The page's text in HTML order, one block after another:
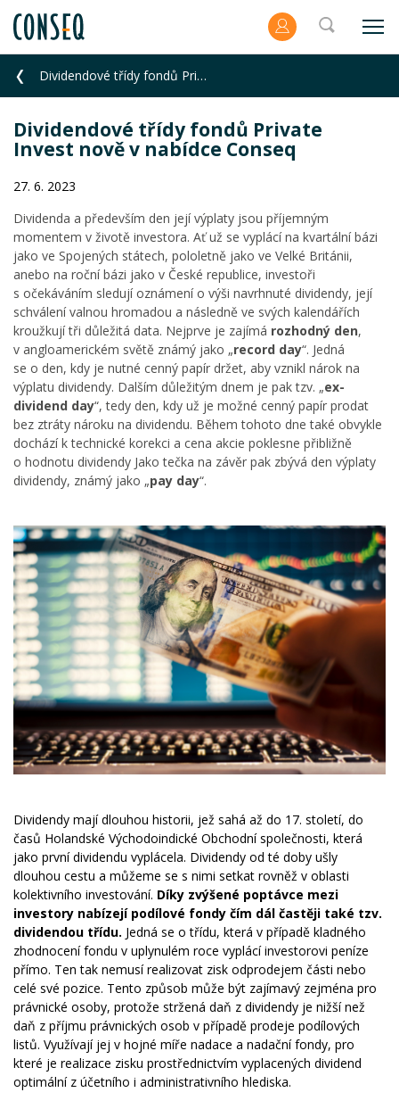
Dividendové třídy fondů Private Invest nově v nabídce Conseq
Dividendové třídy fondů Private
Invest nově v nabídce Conseq
27. 6. 2023
Dividenda a především den její výplaty jsou příjemným
momentem v životě investora. Ať už se vyplácí na kvartální bázi
jako ve Spojených státech, pololetně jako ve Velké Británii,
anebo na roční bázi jako v České republice, investoři
s očekáváním sledují oznámení o výši navrhnuté dividendy, její
schválení valnou hromadou a následně ve svých kalendářích
kroužkují tři důležitá data. Nejprve je zajímá rozhodný den,
v angloamerickém světě známý jako „record day“. Jedná
se o den, kdy je nutné cenný papír držet, aby vznikl nárok na
výplatu dividendy. Dalším důležitým dnem je pak tzv. „ex-
dividend day“, tedy den, kdy už je možné cenný papír prodat
bez ztráty nároku na dividendu. Během tohoto dne také obvykle
dochází k technické korekci a cena akcie poklesne přibližně
o hodnotu dividendy Jako tečka na závěr pak zbývá den výplaty
dividendy, známý jako „pay day“.
Dividendy mají dlouhou historii, jež sahá až do 17. století, do
časů Holandské Východoindické Obchodní společnosti, která
jako první dividendu vyplácela. Dividendy od té doby ušly
dlouhou cestu a můžeme se s nimi setkat rovněž v oblasti
kolektivního investování. Díky zvýšené poptávce mezi
investory nabízejí podílové fondy čím dál častěji také tzv.
dividendou třídu. Jedná se o třídu, která v případě kladného
zhodnocení fondu v uplynulém roce vyplácí investorovi peníze
přímo. Ten tak nemusí realizovat zisk odprodejem části nebo
celé své pozice. Tento způsob může být zajímavý zejména pro
právnické osoby, protože stržená daň z dividendy je nižší než
daň z příjmu právnických osob v případě prodeje podílových
listů. Využívají jej v hojné míře nadace a nadační fondy, pro
které je realizace zisku prostřednictvím vyplacených dividend
optimální z účetního i administrativního hlediska.